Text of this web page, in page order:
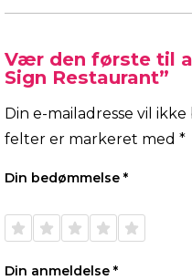
Vær den første til
Sign Restaurant”
Din e-mailadresse vil
felter er markeret med *
Din bedømmelse *
Din anmeldelse *